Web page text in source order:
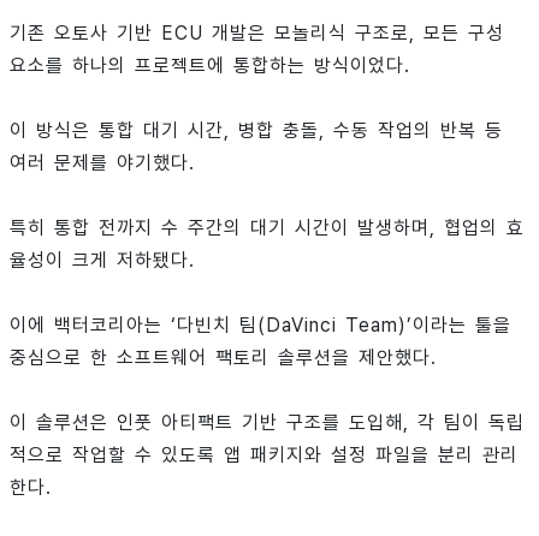
기존 오토사 기반 ECU 개발은 모놀리식 구조로, 모든 구성
요소를 하나의 프로젝트에 통합하는 방식이었다.
이 방식은 통합 대기 시간, 병합 충돌, 수동 작업의 반복 등
여러 문제를 야기했다.
특히 통합 전까지 수 주간의 대기 시간이 발생하며, 협업의 효
율성이 크게 저하됐다.
이에 백터코리아는 ‘다빈치 팀(DaVinci Team)’이라는 툴을
중심으로 한 소프트웨어 팩토리 솔루션을 제안했다.
이 솔루션은 인풋 아티팩트 기반 구조를 도입해, 각 팀이 독립
적으로 작업할 수 있도록 앱 패키지와 설정 파일을 분리 관리
한다.